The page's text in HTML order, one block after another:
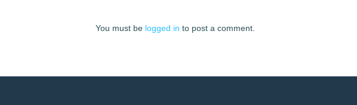
You must be logged in to post a comment.